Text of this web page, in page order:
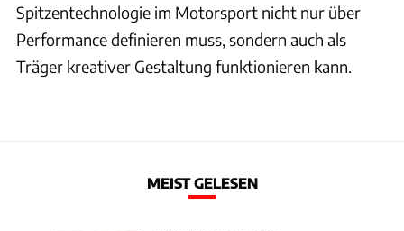
Spitzentechnologie im Motorsport nicht nur über
Performance definieren muss, sondern auch als
Träger kreativer Gestaltung funktionieren kann.
MEIST GELESEN